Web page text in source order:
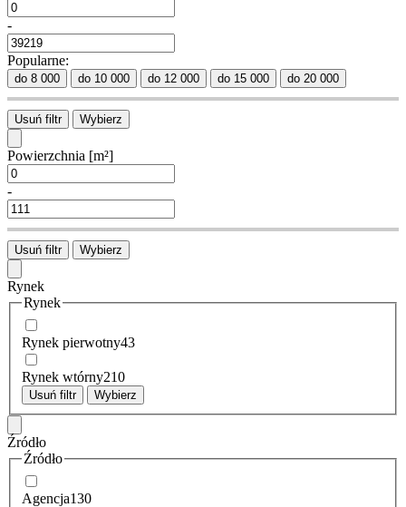
-
Popularne:
do 8 000 do 10 000 do 12 000 do 15 000 do 20 000
Usuń filtr Wybierz
Powierzchnia [m²]
-
Usuń filtr Wybierz
Rynek
Rynek
Rynek pierwotny43
Rynek wtórny210
Usuń filtr Wybierz
Źródło
Źródło
Agencja130